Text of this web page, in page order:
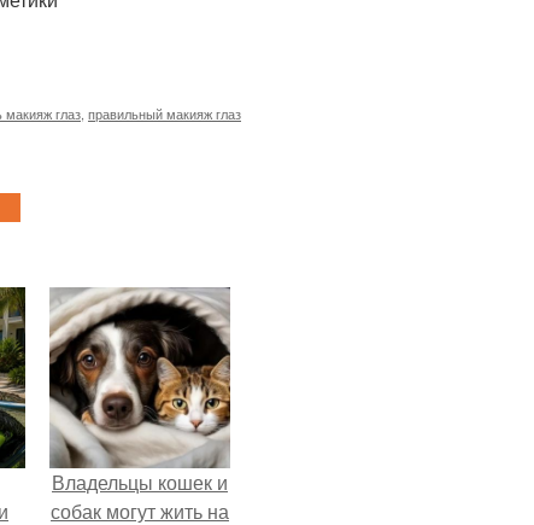
макияж глаз правильный макияж глаз
Владельцы кошек и
собак могут жить на